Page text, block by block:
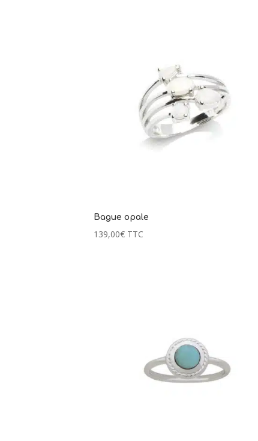
Bague opale
139,00€ TTC